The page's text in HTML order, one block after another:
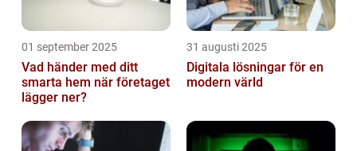
01 september 2025
Vad händer med ditt
smarta hem när företaget
lägger ner?
31 augusti 2025
Digitala lösningar för en
modern värld